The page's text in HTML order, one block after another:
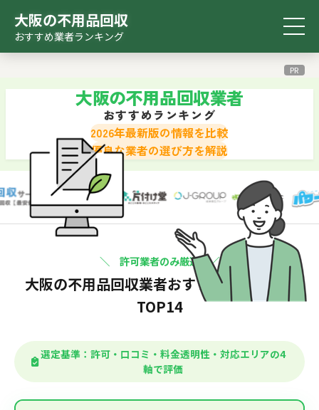
大阪の不用品回収
おすすめ業者ランキング
検索ツール
PR
大阪の不用品回収業者
おすすめランキング
2026年最新版の情報を比較
優良な業者の選び方を解説
＼ 許可業者のみ厳選 ／
大阪の不用品回収業者おすすめランキング
TOP14
選定基準：許可・口コミ・料金透明性・対応エリアの4
軸で評価